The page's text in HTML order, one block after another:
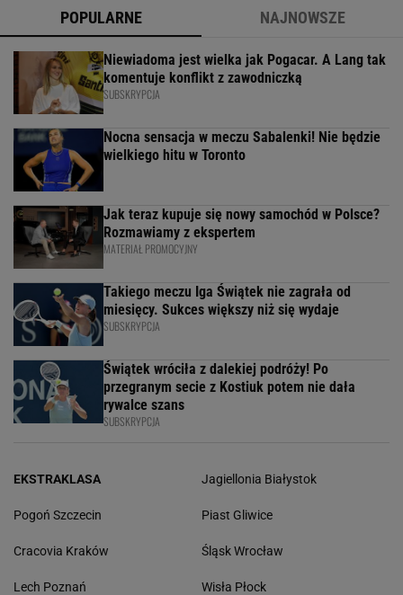
POPULARNE NAJNOWSZE
Niewiadoma jest wielka jak Pogacar. A Lang tak
komentuje konflikt z zawodniczką
SUBSKRYPCJA
Nocna sensacja w meczu Sabalenki! Nie będzie
wielkiego hitu w Toronto
Jak teraz kupuje się nowy samochód w Polsce?
Rozmawiamy z ekspertem
MATERIAŁ PROMOCYJNY
Takiego meczu Iga Świątek nie zagrała od
miesięcy. Sukces większy niż się wydaje
SUBSKRYPCJA
Świątek wróciła z dalekiej podróży! Po
przegranym secie z Kostiuk potem nie dała
rywalce szans
SUBSKRYPCJA
EKSTRAKLASA
Pogoń Szczecin
Cracovia Kraków
Lech Poznań
Jagiellonia Białystok
Piast Gliwice
Śląsk Wrocław
Wisła Płock